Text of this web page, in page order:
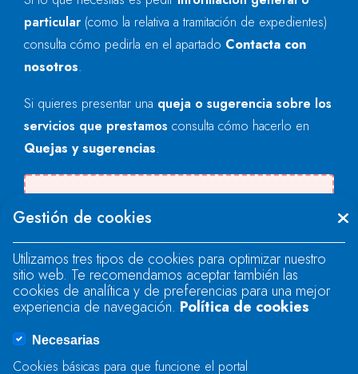
particular (como la relativa a tramitación de expedientes)
consulta cómo pedirla en el apartado Contacta con
nosotros.
Si quieres presentar una queja o sugerencia sobre los
servicios que prestamos consulta cómo hacerlo en
Quejas y sugerencias.
"text".
Se produjo un error al cargar el campo
"text".
Se produjo un error al cargar el campo
Gestión de cookies
Utilizamos tres tipos de cookies para optimizar nuestro
sitio web. Te recomendamos aceptar también las
cookies de analítica y de preferencias para una mejor
experiencia de navegación. Política de cookies
Necesarias
Cookies básicas para que funcione el portal